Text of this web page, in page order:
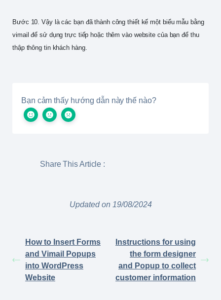
Bước 10. Vậy là các bạn đã thành công thiết kế một biểu mẫu bằng
vimail để sử dụng trực tiếp hoặc thêm vào website của bạn để thu
thập thông tin khách hàng.
Bạn cảm thấy hướng dẫn này thế nào?
Share This Article :
Updated on 19/08/2024
How to Insert Forms
and Vimail Popups
into WordPress
Website
Instructions for using
the form designer
and Popup to collect
customer information